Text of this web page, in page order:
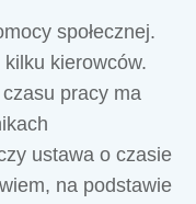
społecznej.
kierowców.
pracy ma
ustawa o czasie
na podstawie